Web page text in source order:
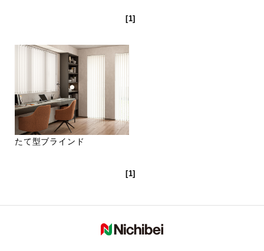
[1]
たて型ブラインド
[1]